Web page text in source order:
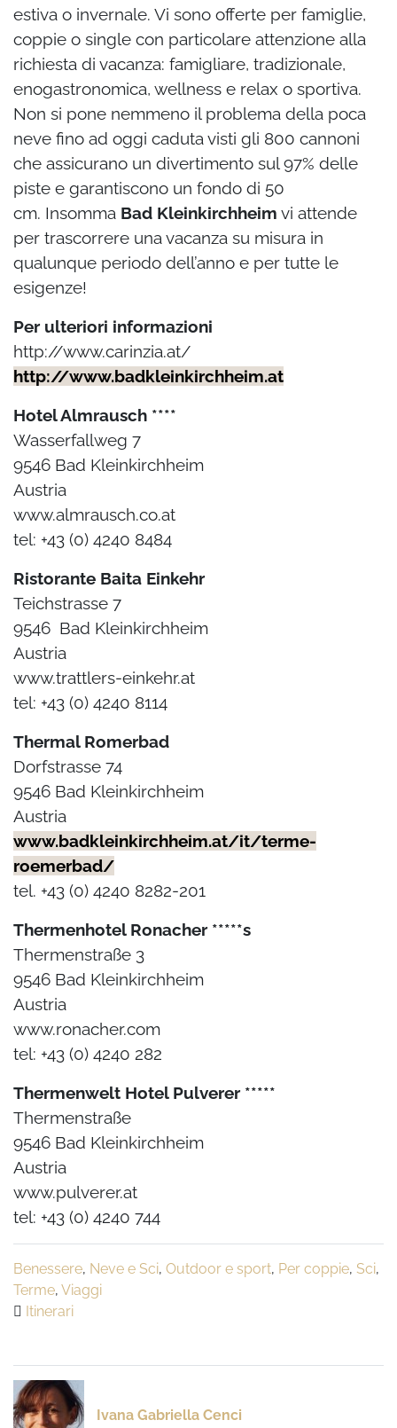
estiva o invernale. Vi sono offerte per famiglie,
coppie o single con particolare attenzione alla
richiesta di vacanza: famigliare, tradizionale,
enogastronomica, wellness e relax o sportiva.
Non si pone nemmeno il problema della poca
neve fino ad oggi caduta visti gli 800 cannoni
che assicurano un divertimento sul 97% delle
piste e garantiscono un fondo di 50
cm. Insomma Bad Kleinkirchheim vi attende
per trascorrere una vacanza su misura in
qualunque periodo dell’anno e per tutte le
esigenze!
Per ulteriori informazioni
http://www.carinzia.at/
http://www.badkleinkirchheim.at
Hotel Almrausch ****
Wasserfallweg 7
9546 Bad Kleinkirchheim
Austria
www.almrausch.co.at
tel: +43 (0) 4240 8484
Ristorante Baita Einkehr
Teichstrasse 7
9546 Bad Kleinkirchheim
Austria
www.trattlers-einkehr.at
tel: +43 (0) 4240 8114
Thermal Romerbad
Dorfstrasse 74
9546 Bad Kleinkirchheim
Austria
www.badkleinkirchheim.at/it/terme-
roemerbad/
tel. +43 (0) 4240 8282-201
Thermenhotel Ronacher *****s
Thermenstraße 3
9546 Bad Kleinkirchheim
Austria
www.ronacher.com
tel: +43 (0) 4240 282
Thermenwelt Hotel Pulverer *****
Thermenstraße
9546 Bad Kleinkirchheim
Austria
www.pulverer.at
tel: +43 (0) 4240 744
Benessere, Neve e Sci, Outdoor e sport, Per coppie, Sci,
Terme, Viaggi
Itinerari
Ivana Gabriella Cenci